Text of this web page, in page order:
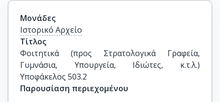
Μονάδες
Ιστορικό Αρχείο
Τίτλος
Φοιτητικά (προς Στρατολογικά Γραφεία,
Γυμνάσια, Υπουργεία, Ιδιώτες, κ.τ.λ.)
Υποφάκελος 503.2
Παρουσίαση περιεχομένου